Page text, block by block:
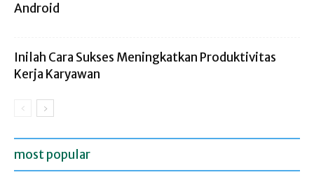
Android
Inilah Cara Sukses Meningkatkan Produktivitas
Kerja Karyawan
most popular